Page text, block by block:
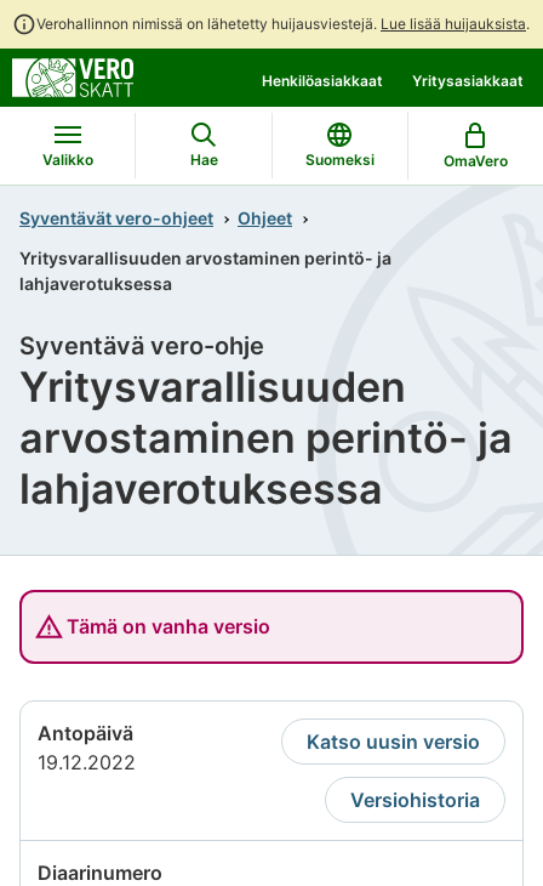
Verohallinnon nimissä on lähetetty huijausviestejä. Lue lisää huijauksista.
suoraan
sisältöön
koko
sivuston
hakuun
Henkilöasiakkaat Yritysasiakkaat
Valikko Hae Suomeksi OmaVero
Syventävät vero-ohjeet
Ohjeet
Yritysvarallisuuden arvostaminen perintö- ja
lahjaverotuksessa
Yritysvarallisuuden
arvostaminen perintö- ja
lahjaverotuksessa
Syventävä vero-ohje
Tämä on vanha versio
Antopäivä
19.12.2022
Katso uusin versio
Versiohistoria
Diaarinumero